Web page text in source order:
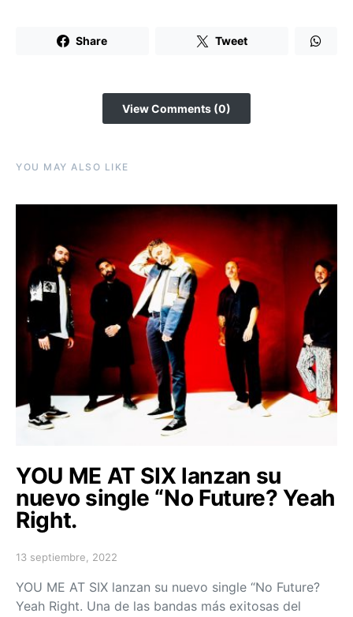
Share Tweet
View Comments (0)
YOU MAY ALSO LIKE
YOU ME AT SIX lanzan su
nuevo single “No Future? Yeah
Right.
Posted on
13 septiembre, 2022
YOU ME AT SIX lanzan su nuevo single “No Future?
Yeah Right. Una de las bandas más exitosas del